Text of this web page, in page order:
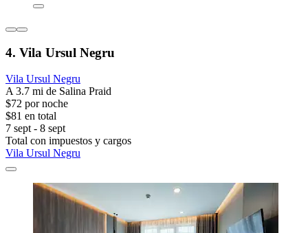
4. Vila Ursul Negru
Vila Ursul Negru
A 3.7 mi de Salina Praid
$72 por noche
$81 en total
7 sept - 8 sept
Total con impuestos y cargos
Vila Ursul Negru